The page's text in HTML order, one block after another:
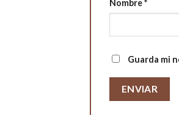
Nombre*
Guarda mi